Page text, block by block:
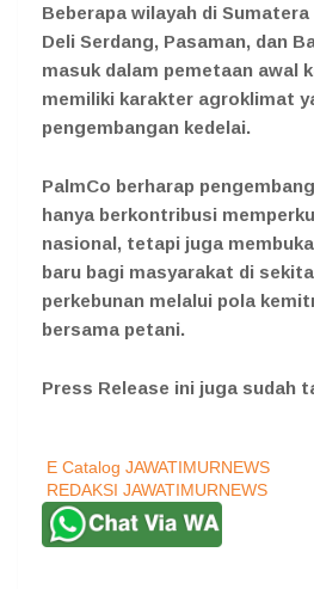
Beberapa wilayah di
Deli Serdang, Pasaman, dan
masuk dalam pemetaan awal
memiliki karakter agroklimat
pengembangan kedelai.
PalmCo berharap
hanya berkontribusi
nasional, tetapi juga
baru bagi masyarakat di
perkebunan melalui pola
bersama petani.
Press Release ini juga sudah
E Catalog JAWATIMURNEWS
REDAKSI JAWATIMURNEWS